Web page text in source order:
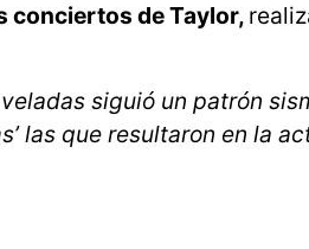
conciertos de Taylor,
siguió un patrón
las que resultaron en